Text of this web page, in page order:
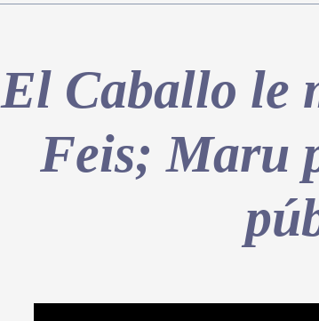
El Caballo le
Feis; Maru